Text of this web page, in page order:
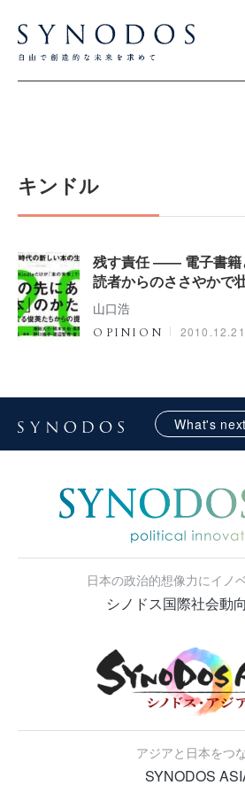
キンドル
残す責任 ―― 電子書籍
読者からのささやか
山口浩
OPINION 2010.12.21
What's
日本の政治的想像力にイノ
シノドス国際社会動
アジアと日本をつ
SYNODOS